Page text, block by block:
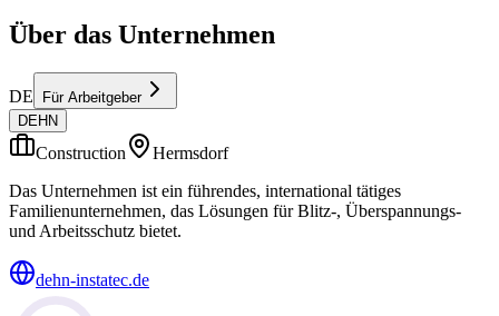
Über das Unternehmen
DE
Für Arbeitgeber
DEHN
Construction
Hermsdorf
Das Unternehmen ist ein führendes, international tätiges
Familienunternehmen, das Lösungen für Blitz-, Überspannungs-
und Arbeitsschutz bietet.
dehn-instatec.de